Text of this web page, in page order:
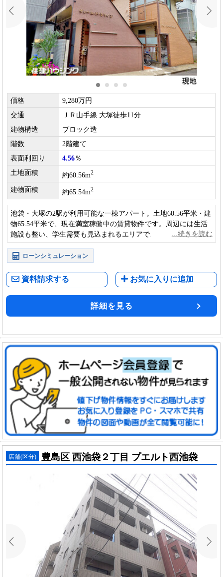
価格
9,280万円
交通
ＪＲ山手線 大塚徒歩11分
建物構造
ブロック造
階数
2階建て
表面利回り
4.56％
土地面積
約60.56m2
建物面積 約65.54m2
池袋・大塚の2駅が利用可能な一棟アパート。土地60.56平米・建
物65.54平米で、現在満室稼働中の賃貸物件です。周辺には生活
施設も整い、学生需要も見込まれるエリアで、安定した運用が
しやすい点が魅力となっています。
ローンシミュレーション
資料請求する お気に入りに追加
詳細を見る
店舗(区分) 豊島区 西池袋２丁目 プエルト西池袋